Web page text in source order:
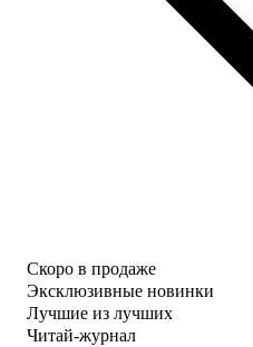
Скоро в продаже
Эксклюзивные новинки
Лучшие из лучших
Читай-журнал